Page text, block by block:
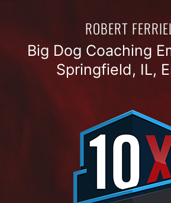
ROBERT
Big Dog Coaching
Springfield, IL,